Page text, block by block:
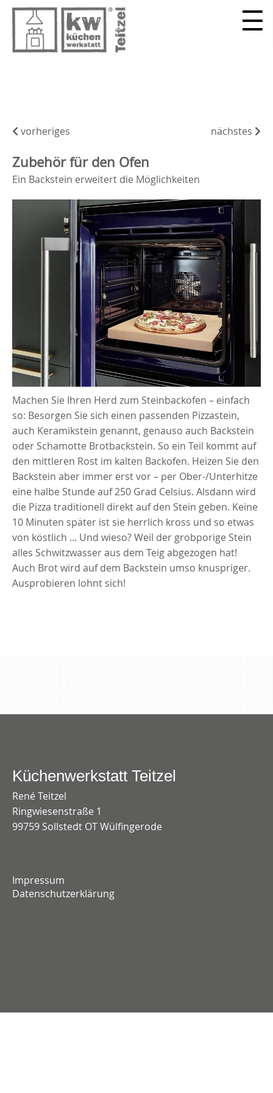
vorheriges nächstes
Zubehör für den Ofen
Ein Backstein erweitert die Möglichkeiten
Machen Sie Ihren Herd zum Steinbackofen – einfach
so: Besorgen Sie sich einen passenden Pizzastein,
auch Keramikstein genannt, genauso auch Backstein
oder Schamotte Brotbackstein. So ein Teil kommt auf
den mittleren Rost im kalten Backofen. Heizen Sie den
Backstein aber immer erst vor – per Ober-/Unterhitze
eine halbe Stunde auf 250 Grad Celsius. Alsdann wird
die Pizza traditionell direkt auf den Stein geben. Keine
10 Minuten später ist sie herrlich kross und so etwas
von köstlich ... Und wieso? Weil der grobporige Stein
alles Schwitzwasser aus dem Teig abgezogen hat!
Auch Brot wird auf dem Backstein umso knuspriger.
Ausprobieren lohnt sich!
Küchenwerkstatt Teitzel
René Teitzel
Ringwiesenstraße 1
99759 Sollstedt OT Wülfingerode
Impressum
Datenschutzerklärung